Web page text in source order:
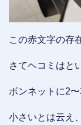
この赤文字の存
さてヘコミはと
ボンネットに2
小さいとは云え